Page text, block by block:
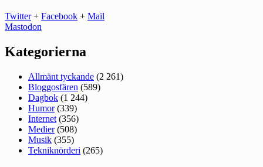
Twitter+ Facebook + Mail
Mastodon
Kategorierna
Allmänt tyckande (2 261)
Bloggosfären (589)
Dagbok (1 244)
Humor(339)
Internet (356)
Medier(508)
Musik (355)
Tekniknörderi (265)